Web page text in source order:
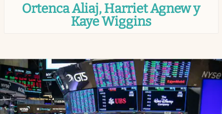
Infotechnology
Mundial 2026
Eventos Corporativos
El Cronista Studio
Ortenca Aliaj, Harriet Agnew y
Kaye Wiggins